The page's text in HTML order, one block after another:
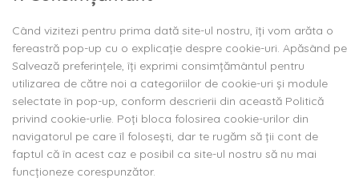
Când vizitezi pentru prima dată site-ul nostru, îți vom arăta o
fereastră pop-up cu o explicație despre cookie-uri. Apăsând pe
Salvează preferințele, îți exprimi consimțământul pentru
utilizarea de către noi a categoriilor de cookie-uri și module
selectate în pop-up, conform descrierii din această Politică
privind cookie-urlie. Poți bloca folosirea cookie-urilor din
navigatorul pe care îl folosești, dar te rugăm să ții cont de
faptul că în acest caz e posibil ca site-ul nostru să nu mai
funcționeze corespunzător.